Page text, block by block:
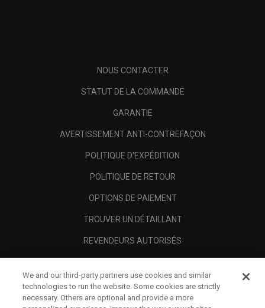
NOUS CONTACTER
STATUT DE LA COMMANDE
GARANTIE
AVERTISSEMENT ANTI-CONTREFAÇON
POLITIQUE D'EXPÉDITION
POLITIQUE DE RETOUR
OPTIONS DE PAIEMENT
TROUVER UN DÉTAILLANT
REVENDEURS AUTORISÉS
A PROPOS
MENTIONS LÉGALES
We and our third-party partners use cookies and similar
technologies to run the website. Some cookies are strictly
necessary. Others are optional and provide a more